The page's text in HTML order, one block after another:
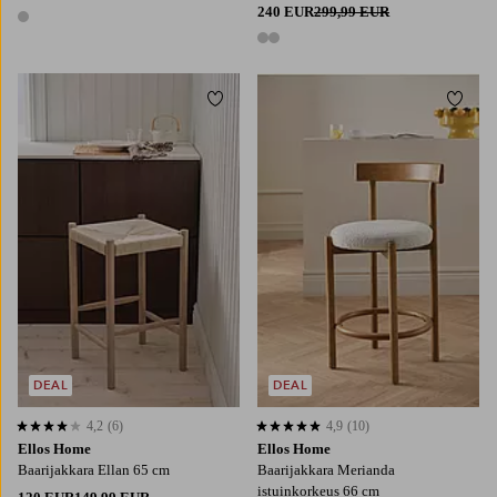
1 väri
240 EUR299,99 EUR
2 värejä
Ellos Home
Baarijakkara Ellan 65 cm
4,2 perustuen 6 arvosanaan
4,2 (6)
DEAL
Lisää suosikkeihin
Ellos Home
Baarijakkara Merianda
istuinkorkeus 66 cm
4,9 perustuen 10 arvosanaan
4,9 (10)
DEAL